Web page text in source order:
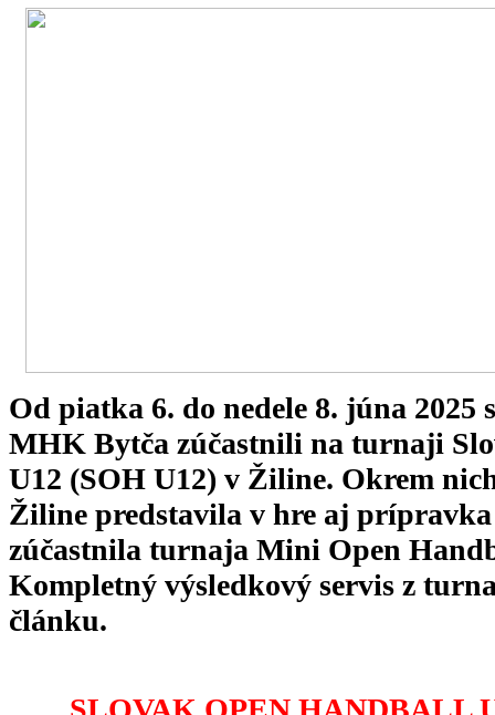
Od piatka 6. do nedele 8. júna 2025
MHK Bytča zúčastnili na turnaji
U12 (SOH U12) v Žiline. Okrem
Žiline predstavila v hre aj
zúčastnila turnaja Mini Open
Kompletný výsledkový servis z
článku.